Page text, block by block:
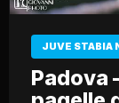
JUVE STABIA
Padova